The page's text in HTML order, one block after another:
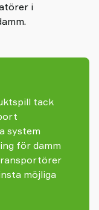
i
tack
system
för damm
möjliga